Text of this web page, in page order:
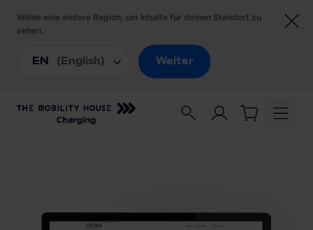
Ladezubehör
Unternehmen